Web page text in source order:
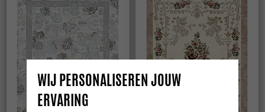
WIJ PERSONALISEREN JOUW
ERVARING